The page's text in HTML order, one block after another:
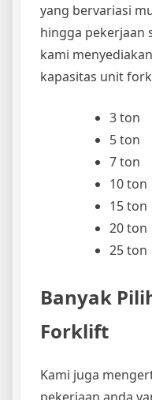
yang bervariasi
hingga pekerjaan
kami
kapasitas unit
3 ton
5 ton
7 ton
10 ton
15 ton
20 ton
25 ton
Banyak
Forklift
Kami juga